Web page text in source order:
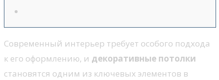
Современный интерьер требует особого подхода
к его оформлению, и декоративные потолки
становятся одним из ключевых элементов в